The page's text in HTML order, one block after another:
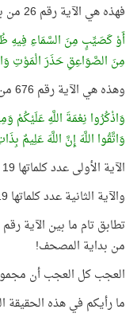
فهذه هي الآية رقم 26 من بداية المصحف..
أَوْ كَصَيِّبٍ مِنَ السَّمَاءِ فِيهِ
مِنَ الصَّوَاعِقِ حَذَرَ الْمَوْتِ
وهذه هي الآية رقم 676 من بداية المصحف..
وَاذْكُرُوا نِعْمَةَ اللَّهِ عَلَيْكُمْ
وَاتَّقُوا اللَّهَ إِنَّ اللَّهَ عَلِيمٌ
الآية الأولى عدد كلماتها 19 كلمة وعدد حروفها 86 حرفًا..
والآية الثانية عدد كلماتها 19 كلمة وعدد حروفها 86 حرفًا..
تطابق تام ما بين الآية رقم
من بداية المصحف!
العجب كل العجب أن
ما رأيكم في هذه الحقيقة